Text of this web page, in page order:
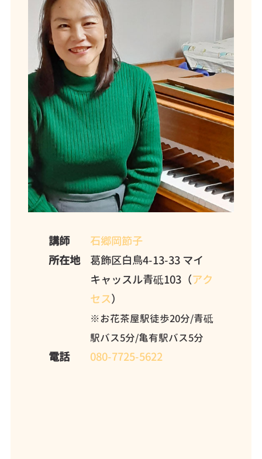
講師
石郷岡節子
所在地
葛飾区白鳥4-13-33 マイ
キャッスル青砥103（アク
セス）
※お花茶屋駅徒歩20分/青砥
駅バス5分/亀有駅バス5分
電話 080-7725-5622